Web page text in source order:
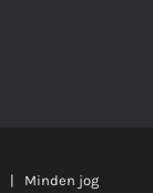
| Minden jog